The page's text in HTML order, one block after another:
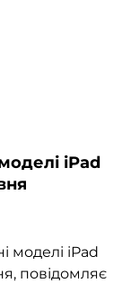
iPad
моделі iPad
повідомляє